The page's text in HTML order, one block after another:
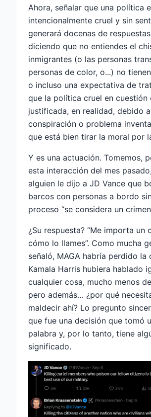
Ahora, señalar que una política
intencionalmente cruel y sin
generará docenas de
diciendo que no entiendes el
inmigrantes (o las personas
personas de color, o...) no
o incluso una expectativa de
que la política cruel en cuestión
justificada, en realidad, debido
conspiración o problema
que está bien tirar la moral por
Y es una actuación. Tomemos,
esta interacción del mes
alguien le dijo a JD Vance que
barcos con personas a bordo
proceso “se considera un
¿Su respuesta? “Me importa un
cómo lo llames”. Como mucha
señaló, MAGA habría perdido la
Kamala Harris hubiera hablado
cualquier cosa, mucho menos
pero además… ¿por qué
maldecir ahí? Lo pregunto
que fue una decisión que tomó
palabra y, por lo tanto, tiene
significado.